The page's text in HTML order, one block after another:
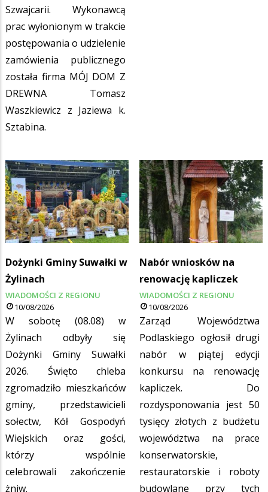
Szwajcarii. Wykonawcą
prac wyłonionym w trakcie
postępowania o udzielenie
zamówienia publicznego
została firma MÓJ DOM Z
DREWNA Tomasz
Waszkiewicz z Jaziewa k.
Sztabina.
Dożynki Gminy Suwałki w
Żylinach
WIADOMOŚCI Z REGIONU
10/08/2026
W sobotę (08.08) w
Żylinach odbyły się
Dożynki Gminy Suwałki
2026. Święto chleba
zgromadziło mieszkańców
gminy, przedstawicieli
sołectw, Kół Gospodyń
Wiejskich oraz gości,
którzy wspólnie
celebrowali zakończenie
żniw.
Nabór wniosków na
renowację kapliczek
WIADOMOŚCI Z REGIONU
10/08/2026
Zarząd Województwa
Podlaskiego ogłosił drugi
nabór w piątej edycji
konkursu na renowację
kapliczek. Do
rozdysponowania jest 50
tysięcy złotych z budżetu
województwa na prace
konserwatorskie,
restauratorskie i roboty
budowlane przy tych